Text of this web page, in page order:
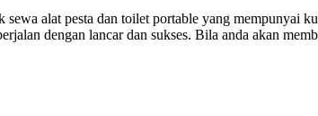
sewa alat pesta dan toilet portable yang mempunyai
dengan lancar dan sukses. Bila anda akan